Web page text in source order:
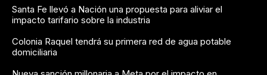
Santa Fe llevó a Nación una propuesta para aliviar el
impacto tarifario sobre la industria
Colonia Raquel tendrá su primera red de agua potable
domiciliaria